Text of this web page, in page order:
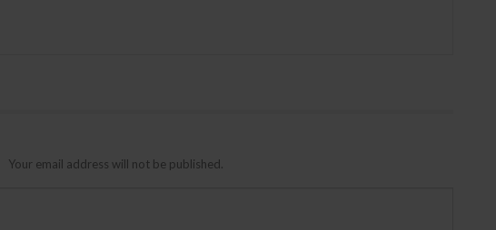
Your email address will not be published.